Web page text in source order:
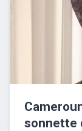
sonnette